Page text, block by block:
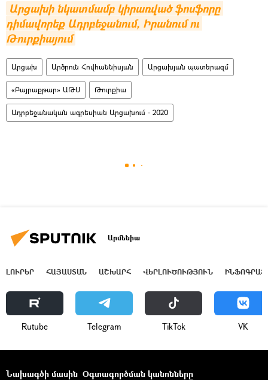
Արցախի նկատմամբ կիրառված ֆոսֆորը
դիմավորեք Ադրբեջանում, Իրանում ու
Թուրքիայում
Արցախ Արծրուն Հովհաննիսյան Արցախյան պատերազմ
«Բայրաքթար» ԱԹՍ Թուրքիա
Ադրբեջանական ագրեսիան Արցախում - 2020
Արմենիա
ԼՈՒՐԵՐ ՀԱՅԱՍՏԱՆ ԱՇԽԱՐՀ ՎԵՐԼՈՒԾՈՒԹՅՈՒՆ
Rutube Telegram ТikТоk VK
Նախագծի մասին Օգտագործման կանոնները